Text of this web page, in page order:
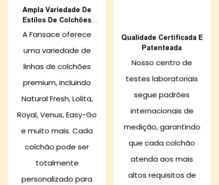
Ampla Variedade De
Estilos De Colchões
Personalizáveis
A Fansace oferece
uma variedade de
linhas de colchões
premium, incluindo
Natural Fresh, Lolita,
Royal, Venus, Easy-Go
e muito mais. Cada
colchão pode ser
totalmente
personalizado para
Qualidade Certificada E
Patenteada
Nosso centro de
testes laboratoriais
segue padrões
internacionais de
medição, garantindo
que cada colchão
atenda aos mais
altos requisitos de